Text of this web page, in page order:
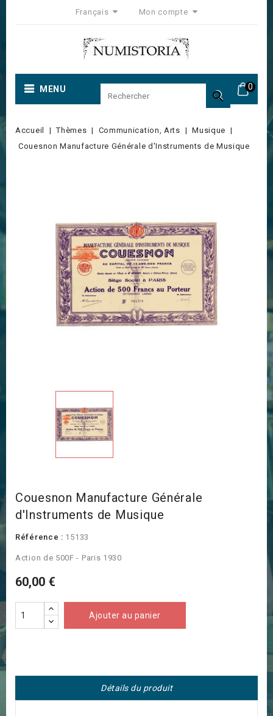
Français Mon compte
0
MENU 
Accueil Thèmes Communication, Arts
Musique
Couesnon Manufacture Générale d'Instruments de Musique
Couesnon Manufacture Générale
d'Instruments de Musique
Référence : 15133
Action de 500F - Paris 1930
60,00 €
Ajouter au panier
Détails du produit